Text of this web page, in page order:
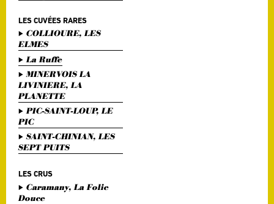
LES CUVÉES RARES
COLLIOURE, LES
ELMES
La Ruffe
MINERVOIS LA
LIVINIERE, LA
PLANETTE
PIC-SAINT-LOUP, LE
PIC
SAINT-CHINIAN, LES
SEPT PUITS
LES CRUS
Caramany, La Folie
Douce